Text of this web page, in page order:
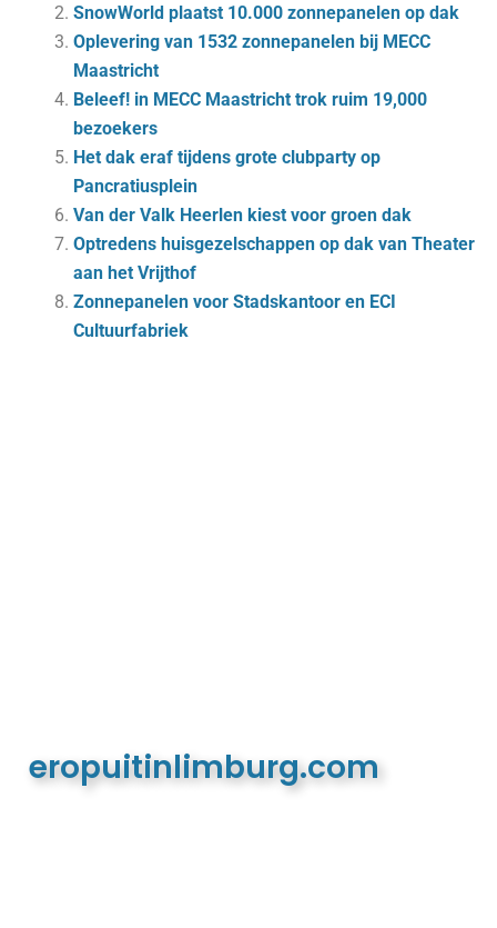
SnowWorld plaatst 10.000 zonnepanelen op dak
Oplevering van 1532 zonnepanelen bij MECC
Maastricht
Beleef! in MECC Maastricht trok ruim 19,000
bezoekers
Het dak eraf tijdens grote clubparty op
Pancratiusplein
Van der Valk Heerlen kiest voor groen dak
Optredens huisgezelschappen op dak van Theater
aan het Vrijthof
Zonnepanelen voor Stadskantoor en ECI
Cultuurfabriek
eropuitinlimburg.com